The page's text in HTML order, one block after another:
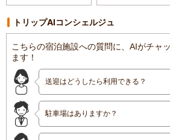
トリップAIコンシェルジュ
こちらの宿泊施設への質問に、AIがチャ
ます！
送迎はどうしたら利用できる？
駐車場はありますか？